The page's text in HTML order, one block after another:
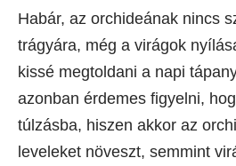
Habár, az orchideának nincs
trágyára, még a virágok
kissé megtoldani a napi
azonban érdemes figyelni,
túlzásba, hiszen akkor az
leveleket növeszt, semmint